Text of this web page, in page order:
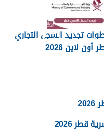
تجديد السجل التجاري
أون لاين 2026
قطر 2026